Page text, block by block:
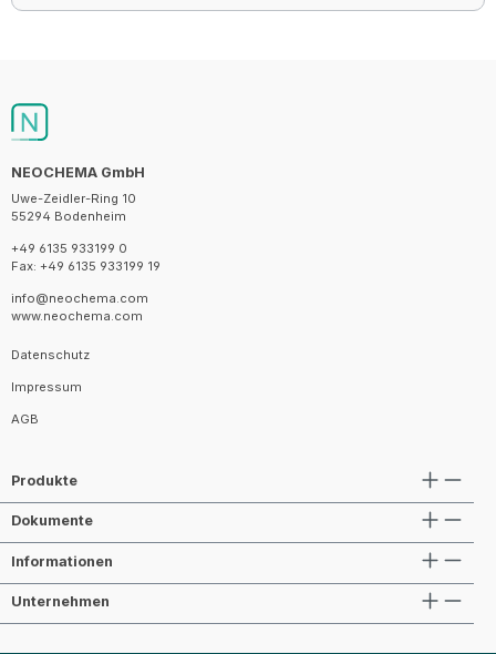
NEOCHEMA GmbH
Uwe-Zeidler-Ring 10
55294 Bodenheim
+49 6135 933199 0
Fax: +49 6135 933199 19
info@neochema.com
www.neochema.com
Datenschutz
Impressum
AGB
Produkte
Dokumente
Informationen
Unternehmen